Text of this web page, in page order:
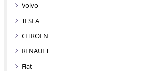
Volvo
TESLA
CITROEN
RENAULT
Fiat